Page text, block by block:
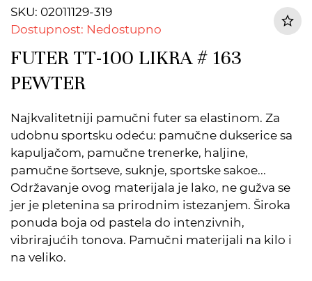
SKU: 02011129-319
Dostupnost: Nedostupno
FUTER TT-100 LIKRA # 163
PEWTER
Najkvalitetniji pamučni futer sa elastinom. Za
udobnu sportsku odeću: pamučne dukserice sa
kapuljačom, pamučne trenerke, haljine,
pamučne šortseve, suknje, sportske sakoe...
Održavanje ovog materijala je lako, ne gužva se
jer je pletenina sa prirodnim istezanjem. Široka
ponuda boja od pastela do intenzivnih,
vibrirajućih tonova. Pamučni materijali na kilo i
na veliko.